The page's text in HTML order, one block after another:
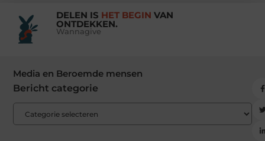
DELEN IS HET BEGIN VAN
ONTDEKKEN.
Wannagive
Media en Beroemde mensen
Bericht categorie